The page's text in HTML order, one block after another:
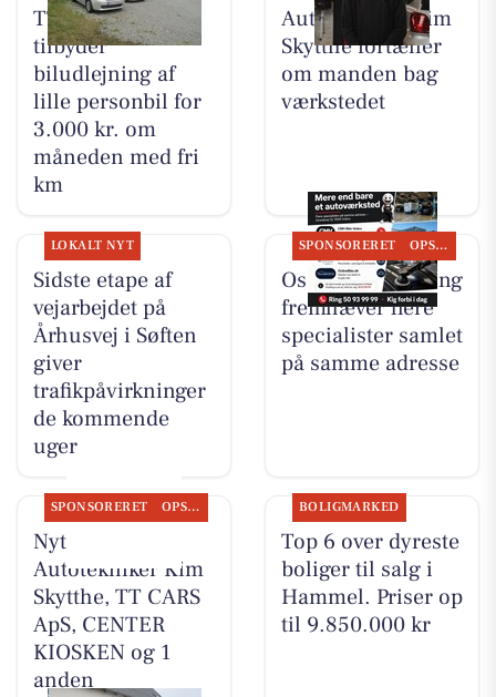
TT CARS ApS
tilbyder
biludlejning af
lille personbil for
3.000 kr. om
måneden med fri
km
Autotekniker Kim
Skytthe fortæller
om manden bag
værkstedet
LOKALT NYT
Sidste etape af
vejarbejdet på
Århusvej i Søften
giver
trafikpåvirkninger
de kommende
uger
SPONSORERET OPSLAGSTAVLEN
Oscar Biludlejning
fremhæver flere
specialister samlet
på samme adresse
SPONSORERET OPSLAGSTAVLEN
Nyt fra
Autotekniker Kim
Skytthe, TT CARS
ApS, CENTER
KIOSKEN og 1
anden
BOLIGMARKED
Top 6 over dyreste
boliger til salg i
Hammel. Priser op
til 9.850.000 kr